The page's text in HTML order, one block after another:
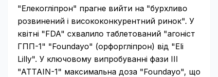
"Елекогліпрон" прагне вийти на "бурхливо
розвинений і висококонкурентний ринок". У
квітні "FDA" схвалило таблетований "агоніст
ГПП-1" "Foundayo" (орфоргліпрон) від "Eli
Lilly". У ключовому випробуванні фази III
"ATTAIN-1" максимальна доза "Foundayo", що